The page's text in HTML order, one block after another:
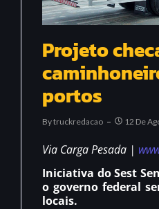
Projeto
portos
ByTruckredacao 12 De
Via Carga Pesada |
Iniciativa do Sest
o governo federal
locais.